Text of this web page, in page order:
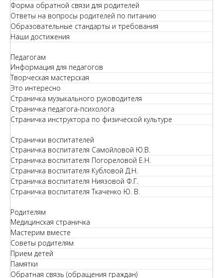
Форма обратной связи для родителей
Ответы на вопросы родителей по питанию
Образовательные стандарты и требования
Наши достижения
Педагогам
Информация для педагогов
Творческая мастерская
Это интересно
Страничка музыкального руководителя
Страничка педагога-психолога
Страничка инструктора по физической культуре
Странички воспитателей
Страничка воспитателя Самойловой Ю.В.
Страничка воспитателя Погореловой Е.Н.
Страничка воспитателя Кубловой Д.Н.
Страничка воспитателя Ниязовой Ф.Г.
Страничка воспитателя Ткаченко Ю. В.
Родителям
Медицинская страничка
Мастерим вместе
Советы родителям
Прием детей
Памятки
Обратная связь (обращения граждан)